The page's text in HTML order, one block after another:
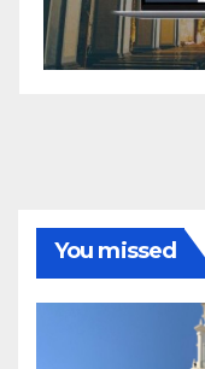
You missed